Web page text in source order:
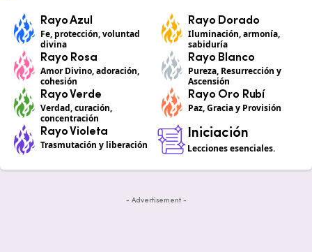
Rayo Azul
Fe, protección, voluntad
divina
Rayo Dorado
Iluminación, armonía,
sabiduría
Rayo Rosa
Amor Divino, adoración,
cohesión
Rayo Blanco
Pureza, Resurrección y
Ascensión
Rayo Verde
Verdad, curación,
concentración
Rayo Oro Rubí
Paz, Gracia y Provisión
Rayo Violeta
Trasmutación y liberación
Iniciación
Lecciones esenciales.
- Advertisement -